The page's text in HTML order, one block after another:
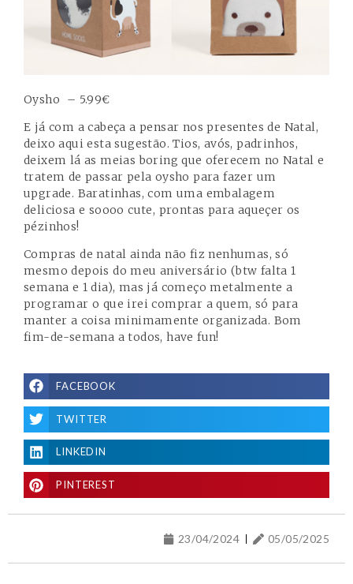
Oysho – 5.99€
E já com a cabeça a pensar nos presentes de Natal,
deixo aqui esta sugestão. Tios, avós, padrinhos,
deixem lá as meias boring que oferecem no Natal e
tratem de passar pela oysho para fazer um
upgrade. Baratinhas, com uma embalagem
deliciosa e soooo cute, prontas para aqueçer os
pézinhos!
Compras de natal ainda não fiz nenhumas, só
mesmo depois do meu aniversário (btw falta 1
semana e 1 dia), mas já começo metalmente a
programar o que irei comprar a quem, só para
manter a coisa minimamente organizada. Bom
fim-de-semana a todos, have fun!
FACEBOOK
TWITTER
LINKEDIN
PINTEREST
23/04/2024 05/05/2025